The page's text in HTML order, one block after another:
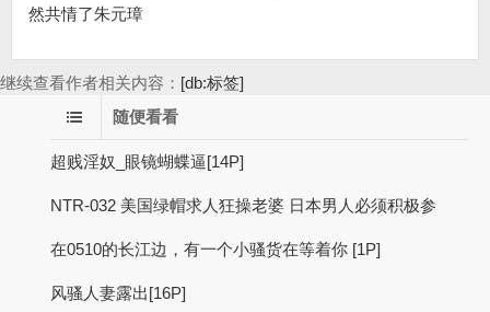
然共情了朱元璋
继续查看作者相关内容： [db:标签]
随便看看
超贱淫奴_眼镜蝴蝶逼[14P]
NTR-032 美国绿帽求人狂操老婆 日本男人必须积极参
在0510的长江边，有一个小骚货在等着你 [1P]
风骚人妻露出[16P]